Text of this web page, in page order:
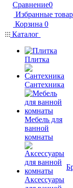
Сравнение0
Избранные
Корзина 0
Каталог
Плитка
Сантехника
Мебель для
ванной
комнаты
Аксессуары